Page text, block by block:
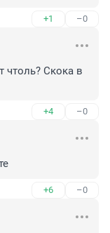
+1 –0
Скока в
+4 –0
+6 –0